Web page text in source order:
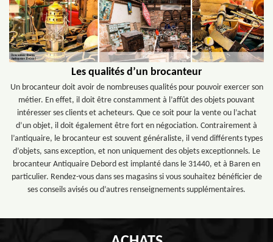
Les qualités d’un brocanteur
Un brocanteur doit avoir de nombreuses qualités pour pouvoir exercer son
métier. En effet, il doit être constamment à l’affût des objets pouvant
intéresser ses clients et acheteurs. Que ce soit pour la vente ou l’achat
d’un objet, il doit également être fort en négociation. Contrairement à
l’antiquaire, le brocanteur est souvent généraliste, il vend différents types
d’objets, sans exception, et non uniquement des objets exceptionnels. Le
brocanteur Antiquaire Debord est implanté dans le 31440, et à Baren en
particulier. Rendez-vous dans ses magasins si vous souhaitez bénéficier de
ses conseils avisés ou d’autres renseignements supplémentaires.